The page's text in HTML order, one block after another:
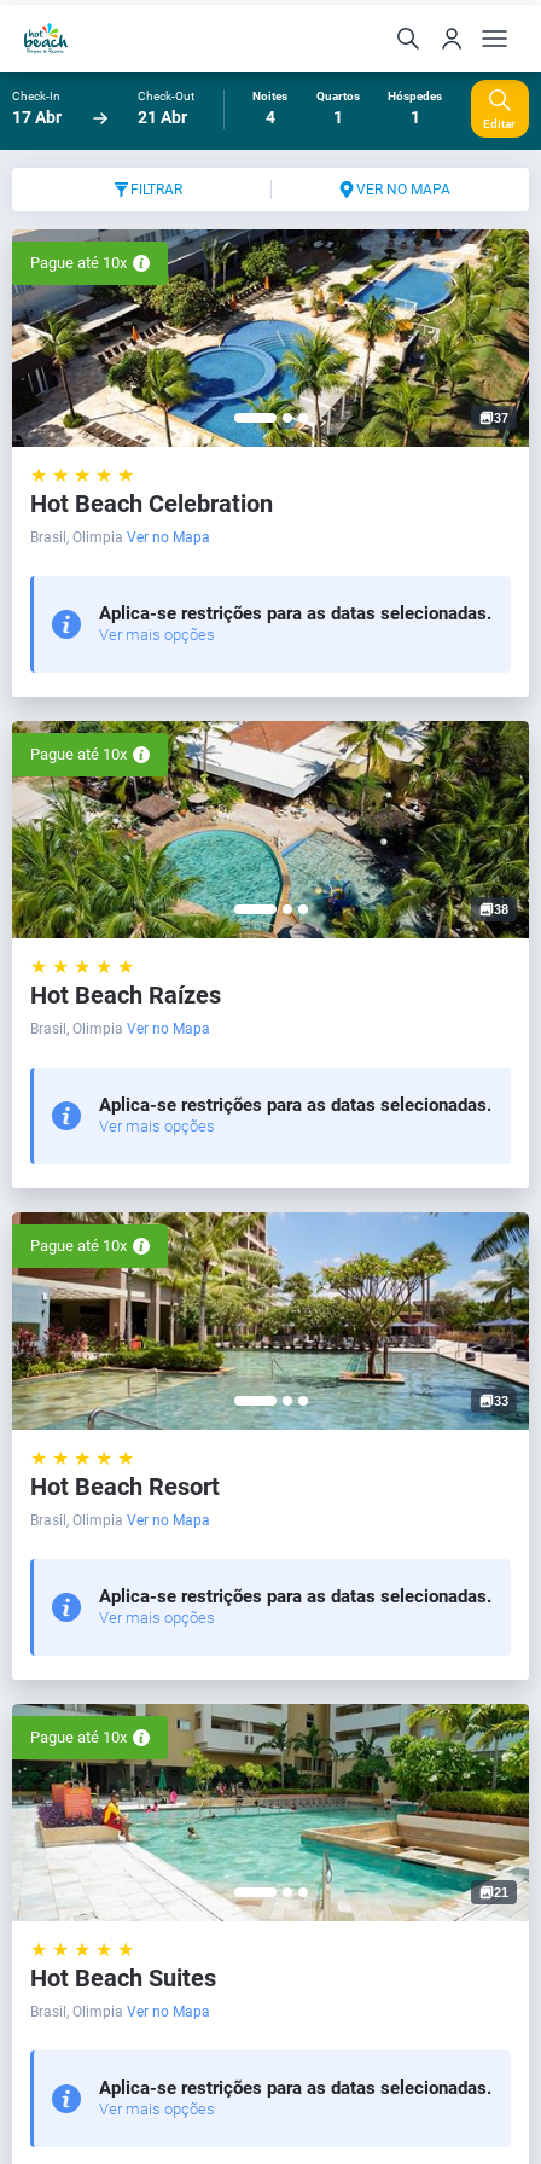
Check-In
17 Abr
Check-Out
21 Abr
Noites
4
Quartos
1
Hóspedes
1 Editar
FILTRAR VER NO MAPA
Pague até 10x
37
★ ★ ★ ★ ★
Hot Beach Celebration
Brasil, Olimpia Ver no Mapa
Aplica-se restrições para as datas selecionadas.
Ver mais opções
Pague até 10x
38
★ ★ ★ ★ ★
Hot Beach Raízes
Brasil, Olimpia Ver no Mapa
Aplica-se restrições para as datas selecionadas.
Ver mais opções
Pague até 10x
33
★ ★ ★ ★ ★
Hot Beach Resort
Brasil, Olimpia Ver no Mapa
Aplica-se restrições para as datas selecionadas.
Ver mais opções
Pague até 10x
21
★ ★ ★ ★ ★
Hot Beach Suites
Brasil, Olimpia Ver no Mapa
Aplica-se restrições para as datas selecionadas.
Ver mais opções